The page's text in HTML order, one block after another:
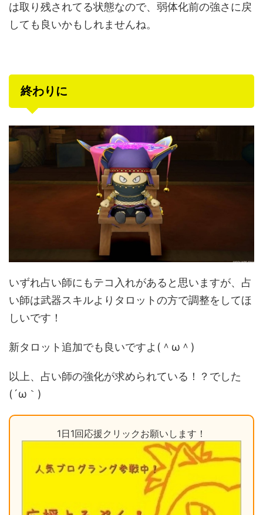
は取り残されてる状態なので、弱体化前の強さに戻
しても良いかもしれませんね。
終わりに
いずれ占い師にもテコ入れがあると思いますが、占
い師は武器スキルよりタロットの方で調整をしてほ
しいです！
新タロット追加でも良いですよ(＾ω＾)
以上、占い師の強化が求められている！？でした
(´ω｀)
1日1回応援クリックお願いします！